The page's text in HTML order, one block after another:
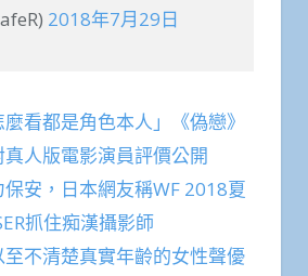
2018年7月29日
麼看都是角色本人」《偽戀》
人版電影演員評價公開
安，日本網友稱WF 2018夏
抓住痴漢攝影師
不清楚真實年齡的女性聲優